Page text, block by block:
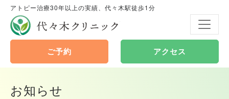
アトピー治療30年以上の実績、代々木駅徒歩1分
代々木クリニック
ご予約 アクセス
お知らせ